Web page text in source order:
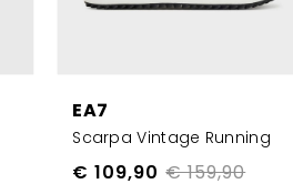
EA7
Scarpa Vintage Running
€ 159,90
€ 109,90